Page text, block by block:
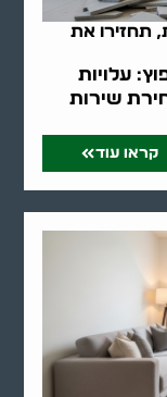
תחזירו את
עלויות
שירות
קראו עוד